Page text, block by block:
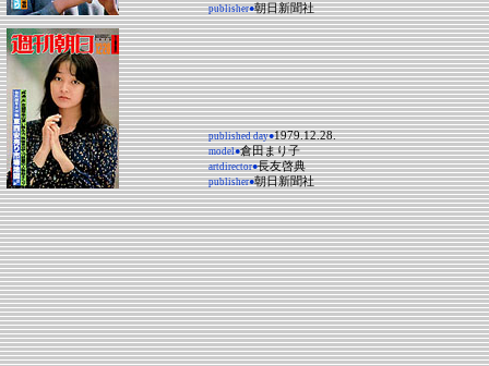
publisher●朝日新聞社
published day●1979.12.28.
model●倉田まり子
artdirector●長友啓典
publisher●朝日新聞社